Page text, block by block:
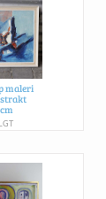
maleri